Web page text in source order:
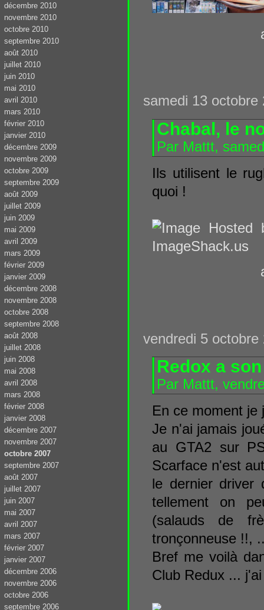
samedi 13 octobre
Chabal, le
Par Mattt,
Ils utilisent le
quoi !
vendredi 5 octobre
Redox a
Par Mattt,
En ce moment
Je n'ai jamais
au GTA2 sur
Scarface n'est
le dernier driver
tellement on
(salauds de
tronçonneuse !!,
Bref me voilà
Club Redux ...
décembre 2010
novembre 2010
octobre 2010
septembre 2010
août 2010
juillet 2010
juin 2010
mai 2010
avril 2010
mars 2010
février 2010
janvier 2010
décembre 2009
novembre 2009
octobre 2009
septembre 2009
août 2009
juillet 2009
juin 2009
mai 2009
avril 2009
mars 2009
février 2009
janvier 2009
décembre 2008
novembre 2008
octobre 2008
septembre 2008
août 2008
juillet 2008
juin 2008
mai 2008
avril 2008
mars 2008
février 2008
janvier 2008
décembre 2007
novembre 2007
octobre 2007
septembre 2007
août 2007
juillet 2007
juin 2007
mai 2007
avril 2007
mars 2007
février 2007
janvier 2007
décembre 2006
novembre 2006
octobre 2006
septembre 2006